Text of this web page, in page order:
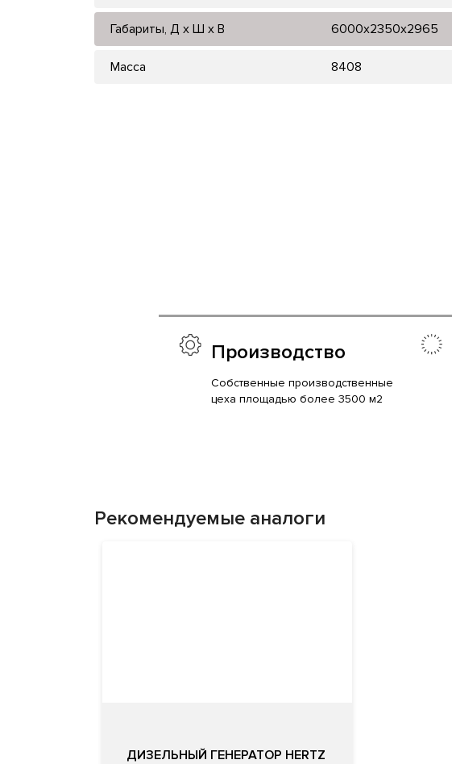
Габариты, Д x Ш x В 6000x2350x2965
Масса 8408
Производство
Собственные производственные
цеха площадью более 3500 м2
Рекомендуемые аналоги
ДИЗЕЛЬНЫЙ ГЕНЕРАТОР HERTZ